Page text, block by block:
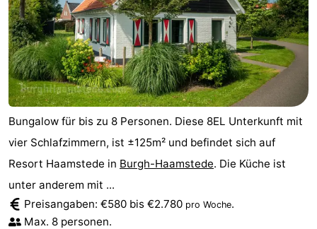
Bungalow für bis zu 8 Personen. Diese 8EL Unterkunft mit
vier Schlafzimmern, ist ±125m² und befindet sich auf
Resort Haamstede in Burgh-Haamstede. Die Küche ist
unter anderem mit ...
Preisangaben: €580 bis €2.780 pro Woche.
Max. 8 personen.